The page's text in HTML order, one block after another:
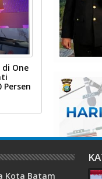
di One
Batam: Shark
Banyak
Kota Batam